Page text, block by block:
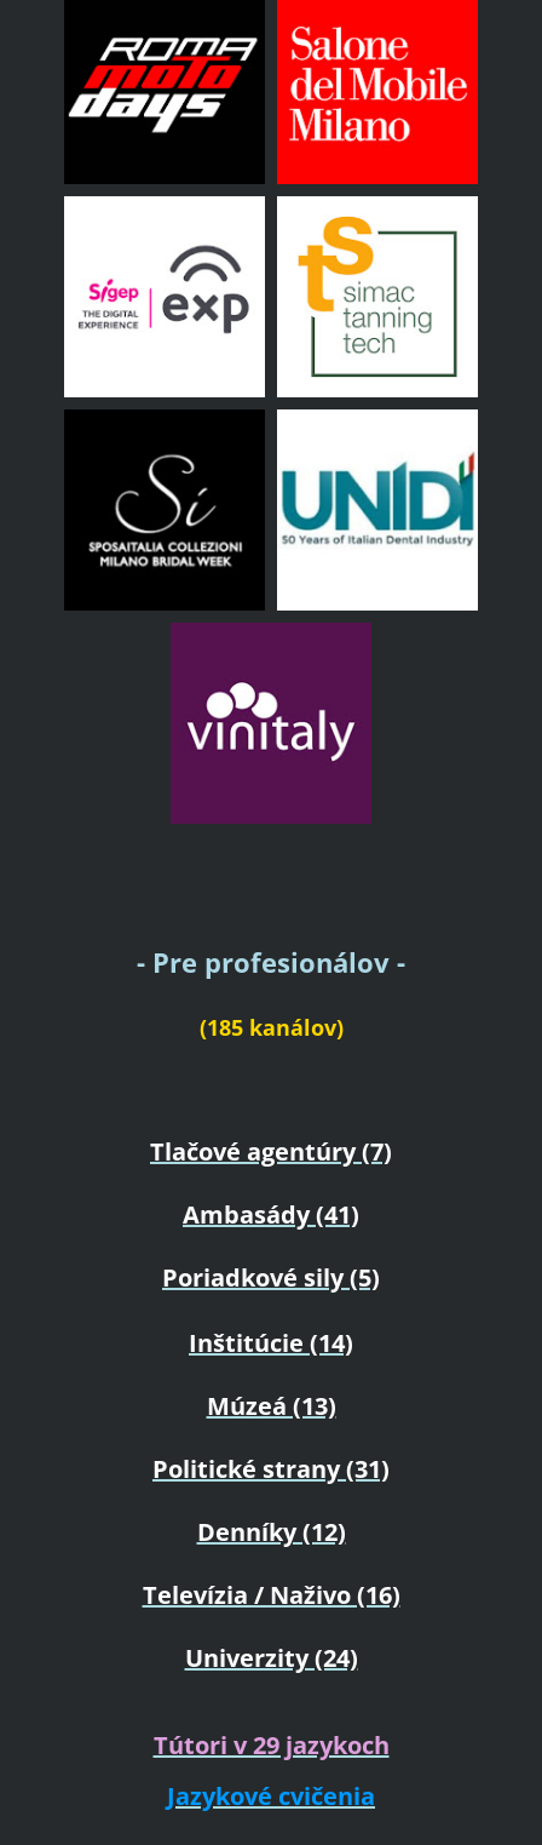
- Pre profesionálov -
(185 kanálov)
Tlačové agentúry (7)
Ambasády (41)
Poriadkové sily (5)
Inštitúcie (14)
Múzeá (13)
Politické strany (31)
Denníky (12)
Televízia / Naživo (16)
Univerzity (24)
Tútori v 29 jazykoch
Jazykové cvičenia